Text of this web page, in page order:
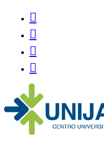



